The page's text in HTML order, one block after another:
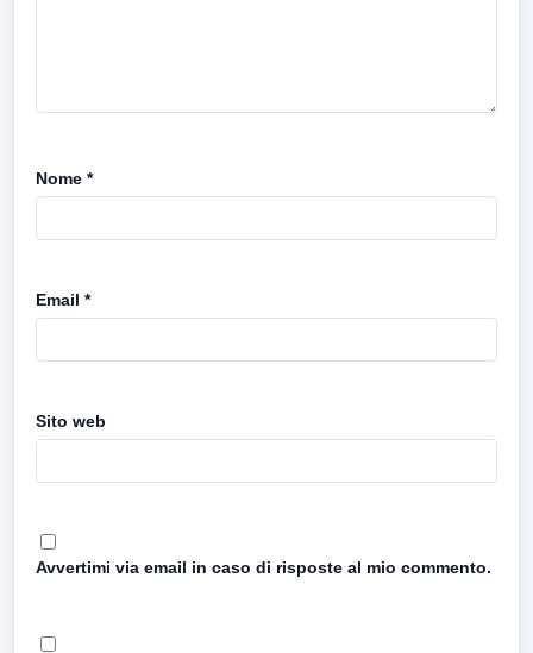
Nome *
Email *
Sito web
Avvertimi via email in caso di risposte al mio commento.